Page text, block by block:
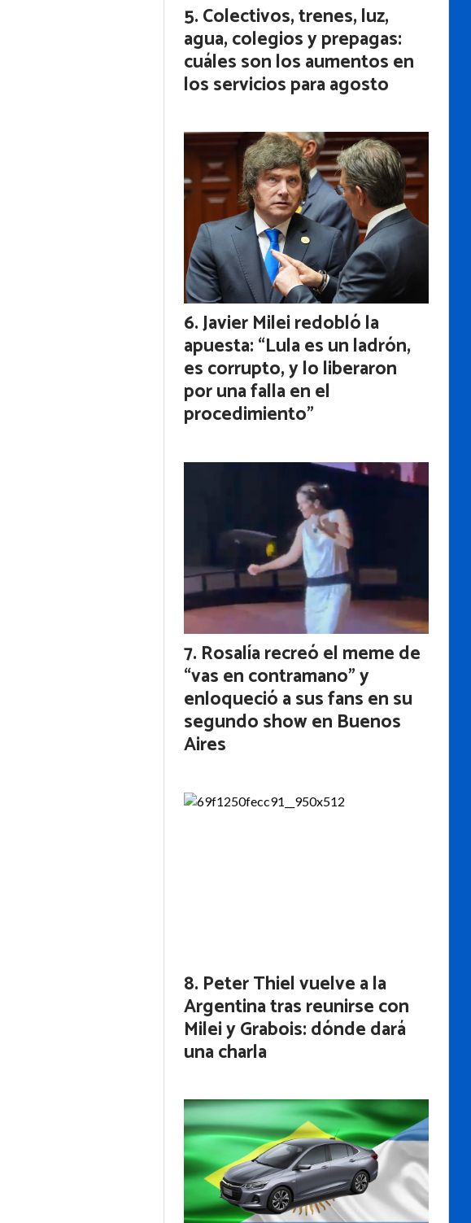
Colectivos, trenes, luz,
agua, colegios y prepagas:
cuáles son los aumentos en
los servicios para agosto
Javier Milei redobló la
apuesta: “Lula es un ladrón,
es corrupto, y lo liberaron
por una falla en el
procedimiento”
Rosalía recreó el meme de
“vas en contramano” y
enloqueció a sus fans en su
segundo show en Buenos
Aires
Peter Thiel vuelve a la
Argentina tras reunirse con
Milei y Grabois: dónde dará
una charla